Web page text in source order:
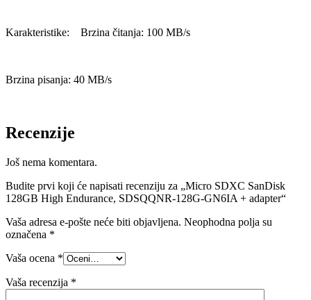
Karakteristike: Brzina čitanja: 100 MB/s
Brzina pisanja: 40 MB/s
Recenzije
Još nema komentara.
Budite prvi koji će napisati recenziju za „Micro SDXC SanDisk
128GB High Endurance, SDSQQNR-128G-GN6IA + adapter“
Vaša adresa e-pošte neće biti objavljena. Neophodna polja su
označena *
Vaša ocena *
Vaša recenzija *